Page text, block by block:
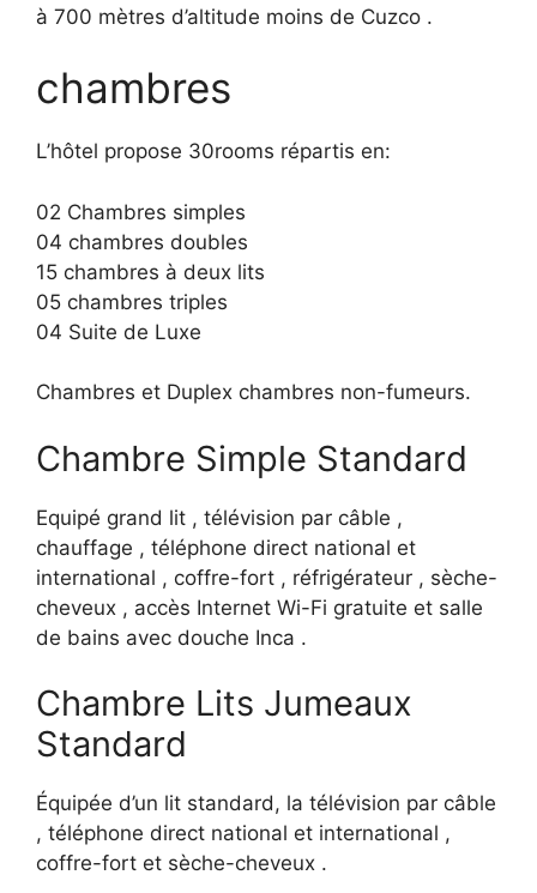
à 700 mètres d’altitude moins de Cuzco .
chambres
L’hôtel propose 30rooms répartis en:
02 Chambres simples
04 chambres doubles
15 chambres à deux lits
05 chambres triples
04 Suite de Luxe
Chambres et Duplex chambres non-fumeurs.
Chambre Simple Standard
Equipé grand lit , télévision par câble ,
chauffage , téléphone direct national et
international , coffre-fort , réfrigérateur , sèche-
cheveux , accès Internet Wi-Fi gratuite et salle
de bains avec douche Inca .
Chambre Lits Jumeaux
Standard
Équipée d’un lit standard, la télévision par câble
, téléphone direct national et international ,
coffre-fort et sèche-cheveux .